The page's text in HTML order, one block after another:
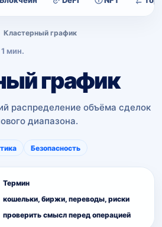
Кластерный график
мин.
график
распределение объёма сделок
диапазона.
Безопасность
Термин
кошельки, биржи, переводы, риски
проверить смысл перед операцией